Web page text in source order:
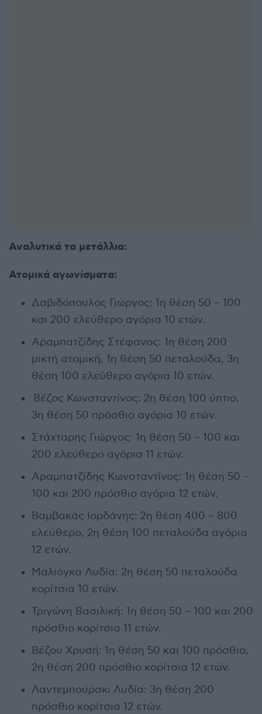
Αναλυτικά τα μετάλλια:
Ατομικά αγωνίσματα:
Δαβιδόπουλος Γιώργος: 1η θέση 50 – 100
και 200 ελεύθερο αγόρια 10 ετών.
Αραμπατζίδης Στέφανος: 1η θέση 200
μικτή ατομική, 1η θέση 50 πεταλούδα, 3η
θέση 100 ελεύθερο αγόρια 10 ετών.
Βέζος Κωνσταντίνος: 2η θέση 100 ύπτιο,
3η θέση 50 πρόσθιο αγόρια 10 ετών.
Στάχταρης Γιώργος: 1η θέση 50 – 100 και
200 ελεύθερο αγόρια 11 ετών.
Αραμπατζίδης Κωνσταντίνος: 1η θέση 50 –
100 και 200 πρόσθιο αγόρια 12 ετών.
Βαμβακάς Ιορδάνης: 2η θέση 400 – 800
ελεύθερο, 2η θέση 100 πεταλούδα αγόρια
12 ετών.
Μαλιόγκα Λυδία: 2η θέση 50 πεταλούδα
κορίτσια 10 ετών.
Τριγώνη Βασιλική: 1η θέση 50 – 100 και 200
πρόσθιο κορίτσια 11 ετών.
Βέζου Χρυσή: 1η θέση 50 και 100 πρόσθιο,
2η θέση 200 πρόσθιο κορίτσια 12 ετών.
Λαντεμπούρσκι Λυδία: 3η θέση 200
πρόσθιο κορίτσια 12 ετών.